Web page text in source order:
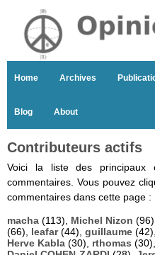
Home Archives
Blog About
Contributeurs actifs
Voici la liste des principaux
commentaires. Vous pouvez
commentaires dans cette page :
macha (113), Michel Nizon (96),
(66), leafar(44), guillaume (42),
Herve Kabla (30), rthomas (30),